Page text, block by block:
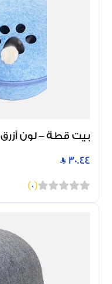
بيت قطة – لون أزرق
30.44
(
0
)